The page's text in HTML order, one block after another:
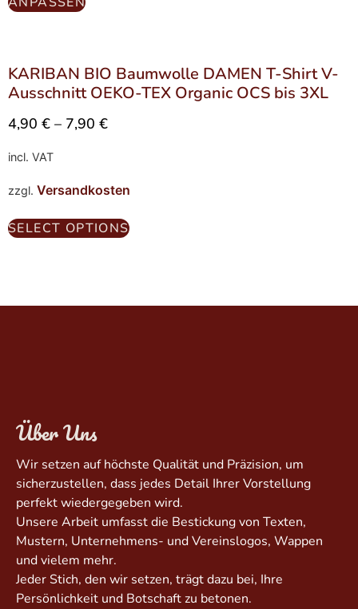
KARIBAN BIO Baumwolle DAMEN T-Shirt V-
Ausschnitt OEKO-TEX Organic OCS bis 3XL
4,90 € – 7,90 €
incl. VAT
zzgl. Versandkosten
SELECT OPTIONS
Über Uns
Wir setzen auf höchste Qualität und Präzision, um
sicherzustellen, dass jedes Detail Ihrer Vorstellung
perfekt wiedergegeben wird.
Unsere Arbeit umfasst die Bestickung von Texten,
Mustern, Unternehmens- und Vereinslogos, Wappen
und vielem mehr.
Jeder Stich, den wir setzen, trägt dazu bei, Ihre
Persönlichkeit und Botschaft zu betonen.